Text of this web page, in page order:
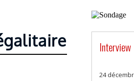
Interview
24